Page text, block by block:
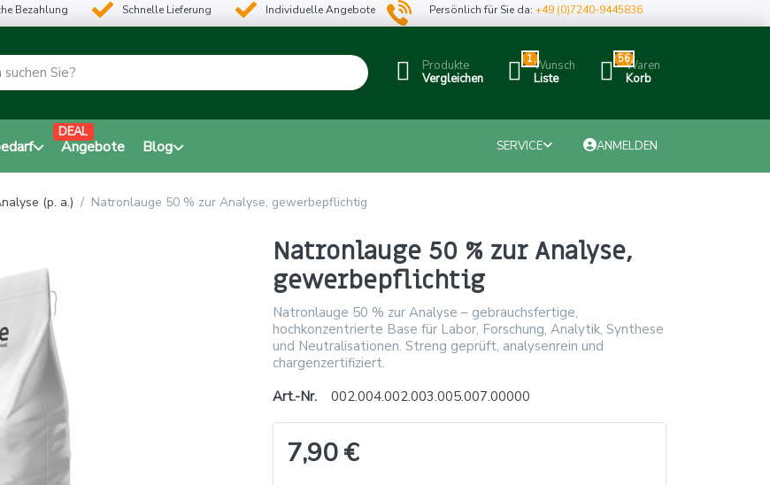
Bezahlung Schnelle Lieferung Individuelle Angebote Persönlich für Sie da:+49 (0)7240-9445836
Produkte
Vergleichen
1Wunsch
Liste
56Waren
Korb
Angebote
DEAL
Blog SERVICE ANMELDEN
(p. a.) Natronlauge 50 % zur Analyse, gewerbepflichtig
Natronlauge 50 % zur Analyse,
gewerbepflichtig
Natronlauge 50 % zur Analyse – gebrauchsfertige,
hochkonzentrierte Base für Labor, Forschung, Analytik, Synthese
und Neutralisationen. Streng geprüft, analysenrein und
chargenzertifiziert.
Art.-Nr.
002.004.002.003.005.007.00000
7,90 €